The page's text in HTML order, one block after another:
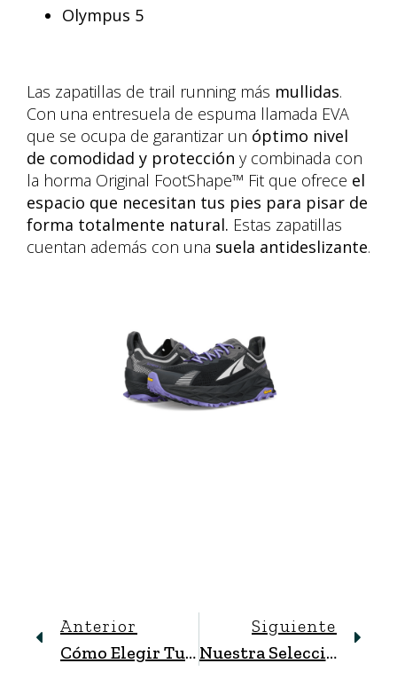
Olympus 5
Las zapatillas de trail running más mullidas.
Con una entresuela de espuma llamada EVA
que se ocupa de garantizar un óptimo nivel
de comodidad y protección y combinada con
la horma Original FootShape™ Fit que ofrece el
espacio que necesitan tus pies para pisar de
forma totalmente natural. Estas zapatillas
cuentan además con una suela antideslizante.
Anterior
Cómo Elegir Tu Calzado De Montaña: Tipos Y Características Principales
Siguiente
Nuestra Selección De Zapatillas De Asfalto De Altra